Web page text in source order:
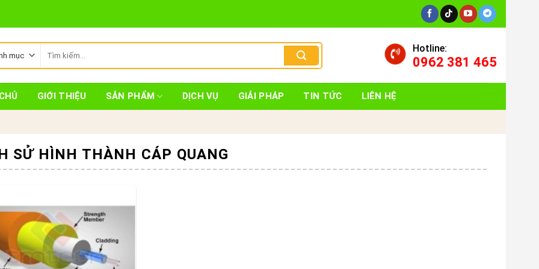
kiếm:
Hotline:
0962 381 465
GIỚI THIỆU SẢN PHẨM DỊCH VỤ GIẢI PHÁP TIN TỨC LIÊN HỆ
SỬ HÌNH THÀNH CÁP QUANG